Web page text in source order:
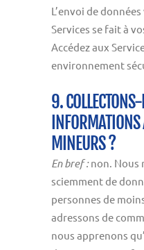
L’envoi de
Services se fait à
Accédez aux
environnement
9.
MINEURS ?
En bref :non. Nous
sciemment de
personnes de
adressons de
nous apprenons